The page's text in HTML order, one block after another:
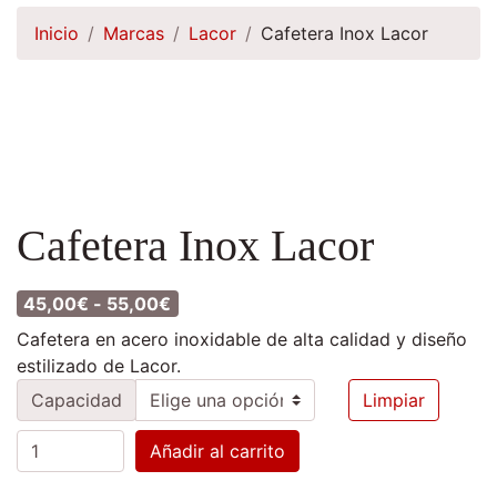
Inicio Marcas Lacor Cafetera Inox Lacor
Cafetera Inox Lacor
45,00€ - 55,00€
Cafetera en acero inoxidable de alta calidad y diseño
estilizado de Lacor.
Capacidad
Limpiar
Cafetera
Inox
Añadir al carrito